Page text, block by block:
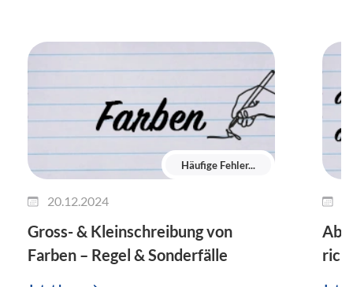
Häufige Fehler...
20.12.2024
Gross- & Kleinschreibung von
Farben – Regel & Sonderfälle
Ab